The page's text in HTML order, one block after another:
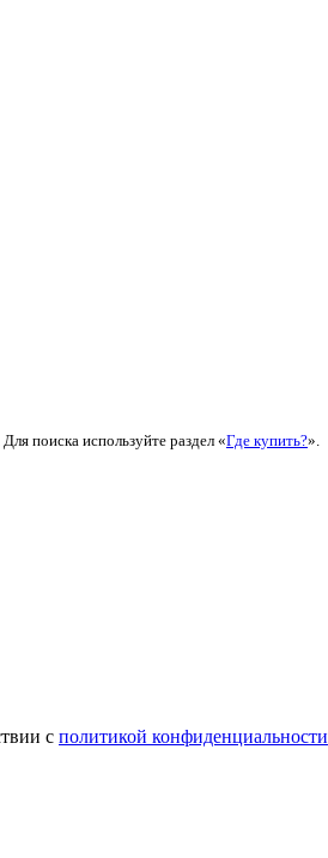
поиска используйте раздел «Где купить?».
с политикой конфиденциальности